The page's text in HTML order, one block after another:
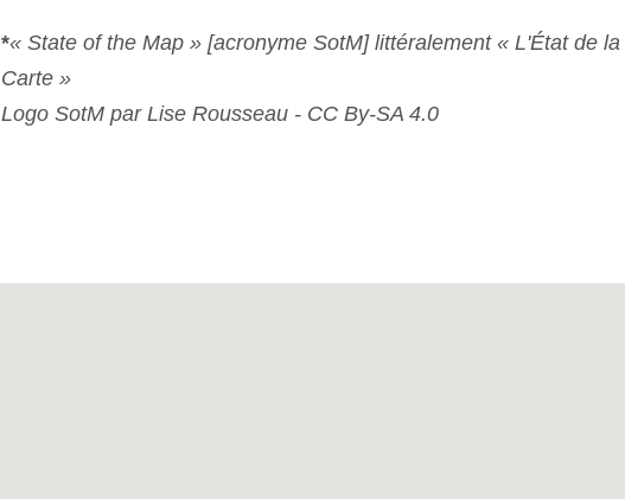
*« State of the Map » [acronyme SotM] littéralement « L'État de la
Carte »
Logo SotM par Lise Rousseau - CC By-SA 4.0